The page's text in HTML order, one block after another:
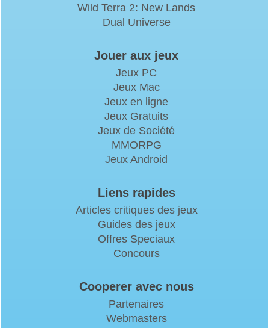
Wild Terra 2: New Lands
Dual Universe
Jouer aux jeux
Jeux PC
Jeux Mac
Jeux en ligne
Jeux Gratuits
Jeux de Société
MMORPG
Jeux Android
Liens rapides
Articles critiques des jeux
Guides des jeux
Offres Speciaux
Concours
Cooperer avec nous
Partenaires
Webmasters